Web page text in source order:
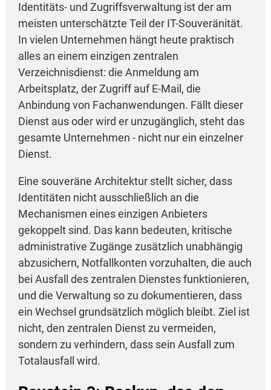
Identitäts- und Zugriffsverwaltung ist der am
meisten unterschätzte Teil der IT-Souveränität.
In vielen Unternehmen hängt heute praktisch
alles an einem einzigen zentralen
Verzeichnisdienst: die Anmeldung am
Arbeitsplatz, der Zugriff auf E-Mail, die
Anbindung von Fachanwendungen. Fällt dieser
Dienst aus oder wird er unzugänglich, steht das
gesamte Unternehmen - nicht nur ein einzelner
Dienst.
Eine souveräne Architektur stellt sicher, dass
Identitäten nicht ausschließlich an die
Mechanismen eines einzigen Anbieters
gekoppelt sind. Das kann bedeuten, kritische
administrative Zugänge zusätzlich unabhängig
abzusichern, Notfallkonten vorzuhalten, die auch
bei Ausfall des zentralen Dienstes funktionieren,
und die Verwaltung so zu dokumentieren, dass
ein Wechsel grundsätzlich möglich bleibt. Ziel ist
nicht, den zentralen Dienst zu vermeiden,
sondern zu verhindern, dass sein Ausfall zum
Totalausfall wird.